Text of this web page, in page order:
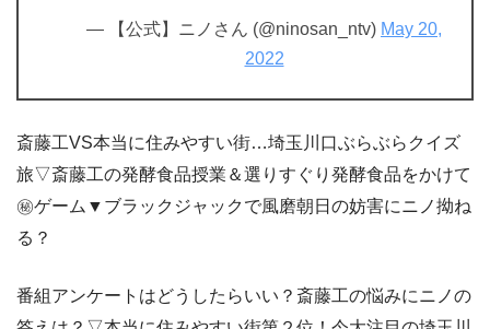
— 【公式】ニノさん (@ninosan_ntv) May 20,
2022
斎藤工VS本当に住みやすい街…埼玉川口ぶらぶらクイズ
旅▽斎藤工の発酵食品授業＆選りすぐり発酵食品をかけて
㊙ゲーム▼ブラックジャックで風磨朝日の妨害にニノ拗ね
る？
番組アンケートはどうしたらいい？斎藤工の悩みにニノの